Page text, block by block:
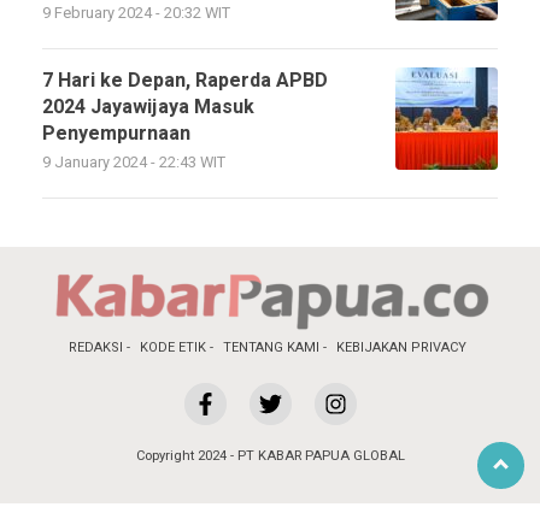
9 February 2024 - 20:32 WIT
7 Hari ke Depan, Raperda APBD
2024 Jayawijaya Masuk
Penyempurnaan
9 January 2024 - 22:43 WIT
REDAKSI KODE ETIK TENTANG KAMI KEBIJAKAN PRIVACY
Copyright 2024 - PT KABAR PAPUA GLOBAL